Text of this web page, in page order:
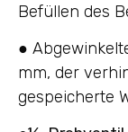
Befüllen des
●
mm, der
gespeicherte